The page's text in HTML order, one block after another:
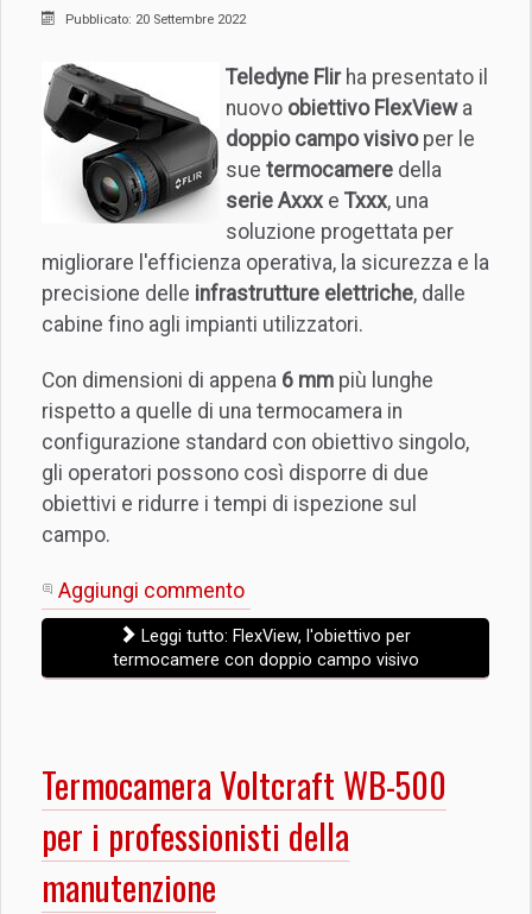
Pubblicato: 20 Settembre 2022
Teledyne Flirha presentato il
nuovo obiettivo FlexViewa
doppio campo visivoper le
sue termocamere della
serie Axxx e Txxx, una
soluzione progettata per
migliorare l'efficienza operativa, la sicurezza e la
precisione delle infrastrutture elettriche, dalle
cabine fino agli impianti utilizzatori.
Con dimensioni di appena 6 mm più lunghe
rispetto a quelle di una termocamera in
configurazione standard con obiettivo singolo,
gli operatori possono così disporre di due
obiettivi e ridurre i tempi di ispezione sul
campo.
Aggiungi commento
Leggi tutto: FlexView, l'obiettivo per
termocamere con doppio campo visivo
Termocamera Voltcraft WB-500
per i professionisti della
manutenzione